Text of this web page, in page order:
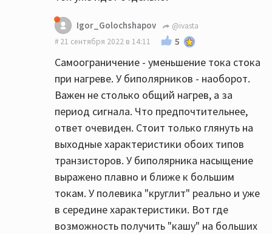
Igor_Golochshapov
@ivasta
21 сентября 2022 в 14:11
5
Самоограничение - уменьшение тока стока
при нагреве. У биполярников - наоборот.
Важен не столько общий нагрев, а за
период сигнала. Что предпочтительнее,
ответ очевиден. Стоит только глянуть на
выходные характеристики обоих типов
транзисторов. У биполярника насыщение
выражено плавно и ближе к большим
токам. У полевика "круглит" реально и уже
в середине характеристики. Вот где
возможность получить "кашу" на больших